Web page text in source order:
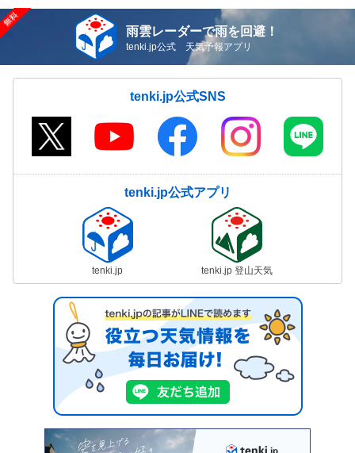
雨雲レーダーで雨を回避！
tenki.jp公式 天気予報アプリ
tenki.jp公式SNS
tenki.jp公式アプリ
tenki.jp tenki.jp 登山天気